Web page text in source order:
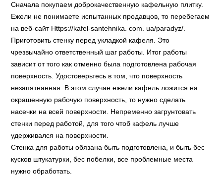
Сначала покупаем доброкачественную кафельную плитку.
Ежели не понимаете испытанных продавцов, то перебегаем
на веб-сайт Https://kafel-santehnika. com. ua/paradyz/.
Приготовить стенку перед укладкой кафеля. Это
чрезвычайно ответственный шаг работы. Итог работы
зависит от того как отменно была подготовлена рабочая
поверхность. Удостоверьтесь в том, что поверхность
незапятнанная. В этом случае ежели кафель ложится на
окрашенную рабочую поверхность, то нужно сделать
насечки на всей поверхности. Непременно загрунтовать
стенки перед работой, для того чтоб кафель лучше
удерживался на поверхности.
Стенка для работы обязана быть подготовлена, и быть бес
кусков штукатурки, бес побелки, все проблемные места
нужно обработать.